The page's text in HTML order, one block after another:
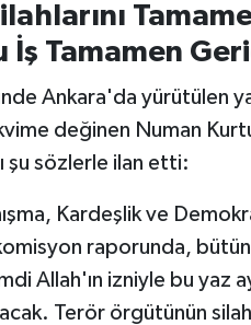
İş Tamamen
Ankara'da yürütülen
değinen Numan
şu sözlerle ilan etti:
Kardeşlik ve
komisyon raporunda,
Allah'ın izniyle bu yaz
Terör örgütünün